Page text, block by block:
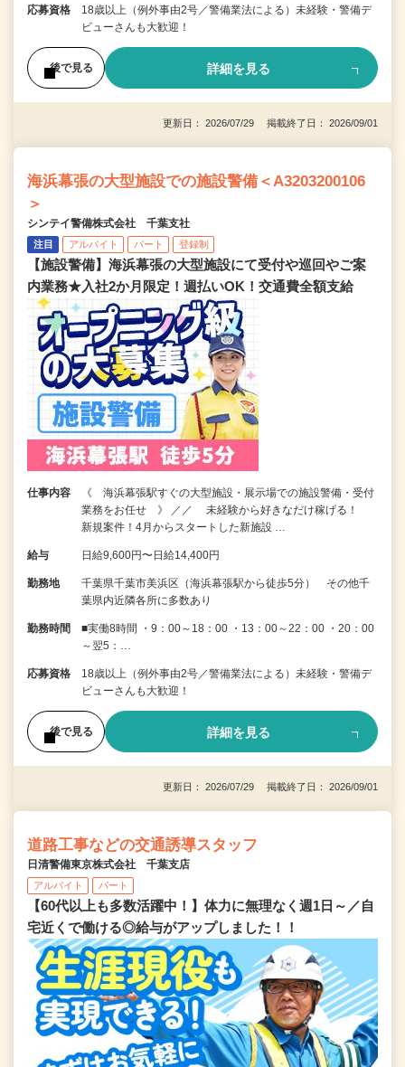
応募資格
18歳以上（例外事由2号／警備業法による）未経験・警備デ
ビューさんも大歓迎！
後で見る 詳細を見る
更新日： 2026/07/29 掲載終了日： 2026/09/01
海浜幕張の大型施設での施設警備＜A3203200106
＞
シンテイ警備株式会社 千葉支社
注目 アルバイト パート 登録制
【施設警備】海浜幕張の大型施設にて受付や巡回やご案
内業務★入社2か月限定！週払いOK！交通費全額支給
仕事内容
《 海浜幕張駅すぐの大型施設・展示場での施設警備・受付
業務をお任せ 》 ／／ 未経験から好きなだけ稼げる！
新規案件！4月からスタートした新施設 …
給与 日給9,600円〜日給14,400円
勤務地
千葉県千葉市美浜区（海浜幕張駅から徒歩5分） その他千
葉県内近隣各所に多数あり
勤務時間
■実働8時間 ・9：00～18：00 ・13：00～22：00 ・20：00
～翌5：…
応募資格
18歳以上（例外事由2号／警備業法による）未経験・警備デ
ビューさんも大歓迎！
後で見る 詳細を見る
更新日： 2026/07/29 掲載終了日： 2026/09/01
道路工事などの交通誘導スタッフ
日清警備東京株式会社 千葉支店
アルバイト パート
【60代以上も多数活躍中！】体力に無理なく週1日～／自
宅近くで働ける◎給与がアップしました！！